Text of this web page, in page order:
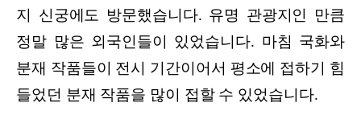
지 신궁에도 방문했습니다. 유명 관광지인 만큼
정말 많은 외국인들이 있었습니다. 마침 국화와
분재 작품들이 전시 기간이어서 평소에 접하기 힘
들었던 분재 작품을 많이 접할 수 있었습니다.